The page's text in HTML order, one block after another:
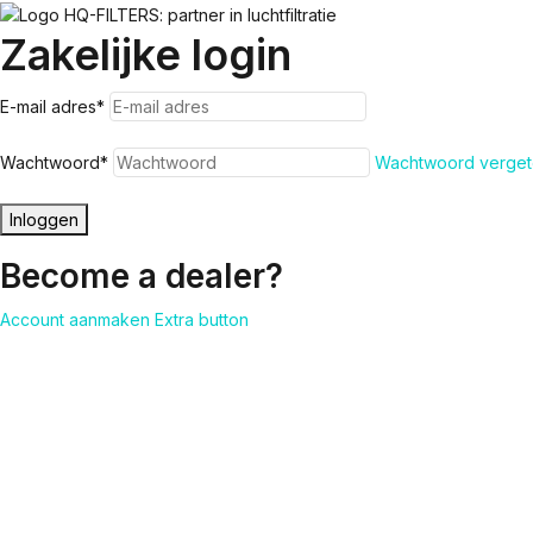
Zakelijke login
E-mail adres*
Wachtwoord* Wachtwoord
Inloggen
Become a dealer?
Account aanmaken Extra button